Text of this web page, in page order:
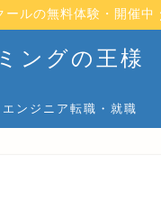
ールの無料体験・開催中
ングの王様
エンジニア転職・就職